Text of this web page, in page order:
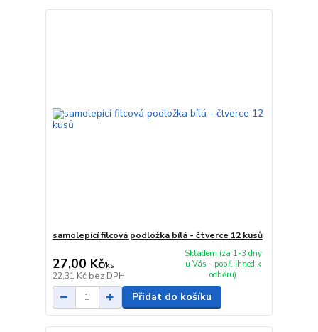
samolepící filcová podložka bílá - čtverce 12 kusů
27,00 Kč/ks
22,31 Kč bez DPH
Skladem (za 1-3 dny
u Vás - popř. ihned k
odběru)
Přidat do košíku